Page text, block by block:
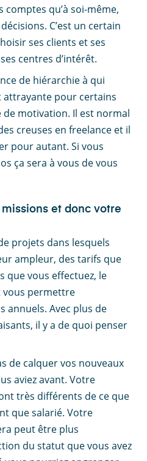
qu’à soi-même,
C’est un certain
ses clients et ses
centres d’intérêt.
de hiérarchie à qui
pour certains
motivation. Il est normal
creuses en freelance et il
pour autant. Si vous
ça sera à vous de vous
et donc votre
projets dans lesquels
ampleur, des tarifs que
que vous effectuez, le
vous permettre
annuels. Avec plus de
il y a de quoi penser
de calquer vos nouveaux
aviez avant. Votre
très différents de ce que
que salarié. Votre
peut être plus
du statut que vous avez